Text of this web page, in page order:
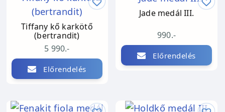
vinni a párkapcsolatokhoz. A fő eleme a víz
elem.
Tiffany kő karkötő
(bertrandit)
5 990.-
Előrendelés
Jade medál III.
990.-
Előrendelés